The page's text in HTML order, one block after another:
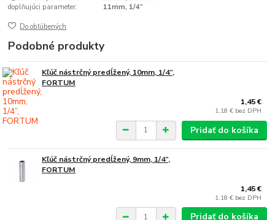
doplňujúci parameter:
11mm, 1/4”
Do obľúbených
Podobné produkty
Kľúč nástrčný predĺžený, 10mm, 1/4”,
FORTUM
1,45 €
1,18 € bez DPH
Pridať do košíka
Kľúč nástrčný predĺžený, 9mm, 1/4”,
FORTUM
1,45 €
1,18 € bez DPH
Pridať do košíka